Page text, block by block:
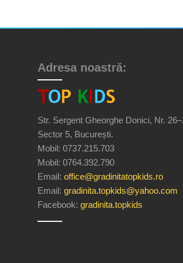
Adresa noastră:
Str. Sergent Gheorghe Donici, Nr.
Sector 5, București.
Mobil: 0737.215.703
Mobil: 0764.392.790
Email: office@gradinitatopkids.ro
Email: gradinita.topkids@yahoo.com
Facebook: gradinita.topkids